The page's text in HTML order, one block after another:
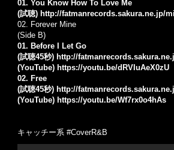
01. You Know How To Love Me
(試聴) http://fatmanrecords.sakura.ne.jp/
02. Forever Mine
(Side B)
01. Before I Let Go
(試聴45秒) http://
(YouTube) https://youtu.be/dRVIuAeX0zU
02. Free
(試聴45秒) http://
(YouTube) https://youtu.be/Wf7rx0o4hAs
キャッチー系 #CoverR&B